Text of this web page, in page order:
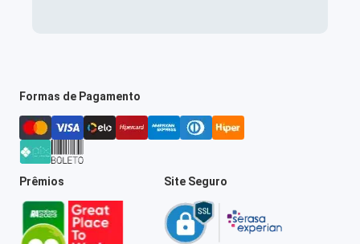
Formas de Pagamento
Prêmios Site Seguro